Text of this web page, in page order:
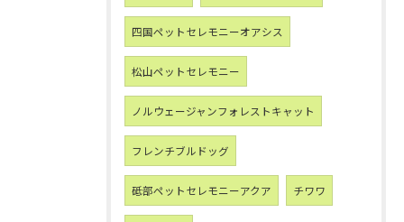
四国ペットセレモニーオアシス
松山ペットセレモニー
ノルウェージャンフォレストキャット
フレンチブルドッグ
砥部ペットセレモニーアクア チワワ